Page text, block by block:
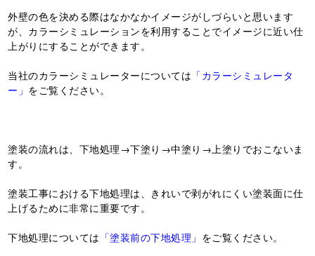
外壁の色を決める際はなかなかイメージがしづらいと思います
が、カラーシミュレーションを利用することでイメージに近い仕
上がりにすることができます。
当社のカラーシミュレーターについては 「カラーシミュレータ
ー」 をご覧ください。
塗装の流れは、下地処理→下塗り→中塗り→上塗りでおこないま
す。
塗装工事における下地処理は、きれいで剥がれにくい塗装面に仕
上げるために非常に重要です。
下地処理については 「塗装前の下地処理」 をご覧ください。